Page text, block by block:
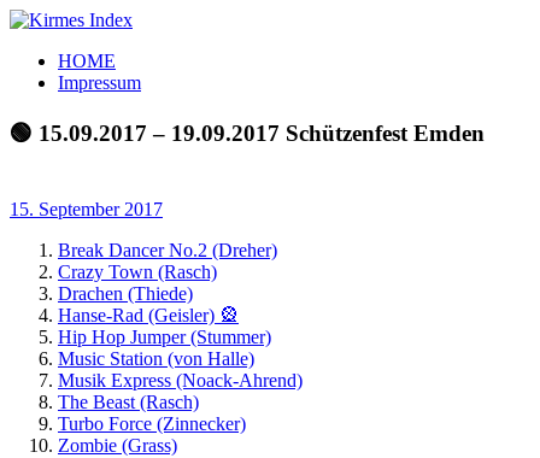
Zum
springen
Kirmes
Index
Tourpläne
der
letzten
HOME
Impressum
🟢 15.09.2017 – 19.09.2017 Schützenfest Emden
15. September 2017
Break Dancer No.2 (Dreher)
Crazy Town (Rasch)
Drachen (Thiede)
Hanse-Rad (Geisler) 🎡
Hip Hop Jumper (Stummer)
Music Station (von Halle)
Musik Express (Noack-Ahrend)
The Beast (Rasch)
Turbo Force (Zinnecker)
Zombie (Grass)